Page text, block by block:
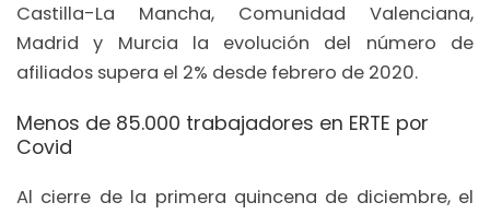
Castilla-La Mancha, Comunidad Valenciana,
Madrid y Murcia la evolución del número de
afiliados supera el 2% desde febrero de 2020.
Menos de 85.000 trabajadores en ERTE por
Covid
Al cierre de la primera quincena de diciembre, el